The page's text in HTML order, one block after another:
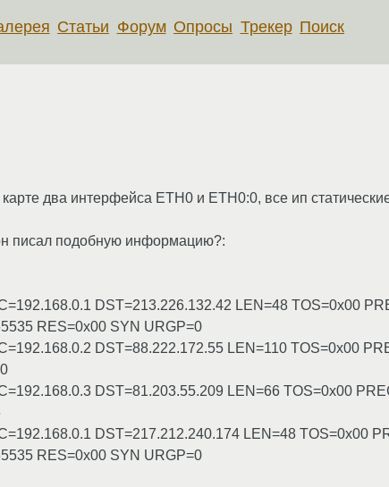
Статьи Форум Опросы Трекер Поиск
два интерфейса ETH0 и ETH0:0, все ип
писал подобную информацию?:
DST=213.226.132.42 LEN=48 TOS=0x00
RES=0x00 SYN URGP=0
DST=88.222.172.55 LEN=110 TOS=0x00
DST=81.203.55.209 LEN=66 TOS=0x00
DST=217.212.240.174 LEN=48 TOS=0x00
RES=0x00 SYN URGP=0